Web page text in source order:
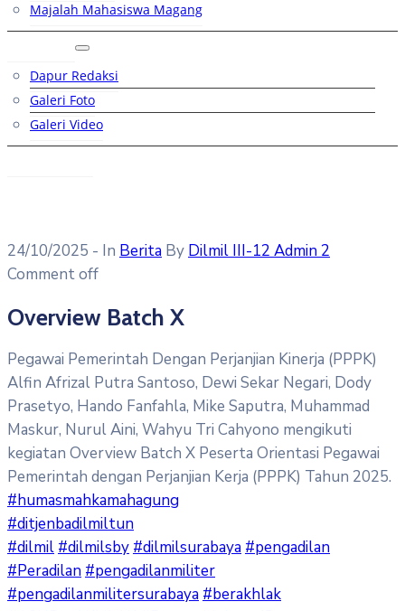
Majalah Mahasiswa Magang
Dapur Redaksi
Galeri Foto
Galeri Video
24/10/2025 - In Berita By Dilmil III-12 Admin 2
Comment off
Overview Batch X
Pegawai Pemerintah Dengan Perjanjian Kinerja (PPPK)
Alfin Afrizal Putra Santoso, Dewi Sekar Negari, Dody
Prasetyo, Hando Fanfahla, Mike Saputra, Muhammad
Maskur, Nurul Aini, Wahyu Tri Cahyono mengikuti
kegiatan Overview Batch X Peserta Orientasi Pegawai
Pemerintah dengan Perjanjian Kerja (PPPK) Tahun 2025.
#humasmahkamahagung
#ditjenbadilmiltun
#dilmil #dilmilsby #dilmilsurabaya #pengadilan
#Peradilan #pengadilanmiliter
#pengadilanmilitersurabaya #berakhlak